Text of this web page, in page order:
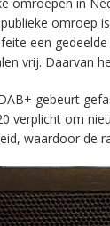
omroep
een
vrij. Daarvan
gebeurt
verplicht om
waardoor de